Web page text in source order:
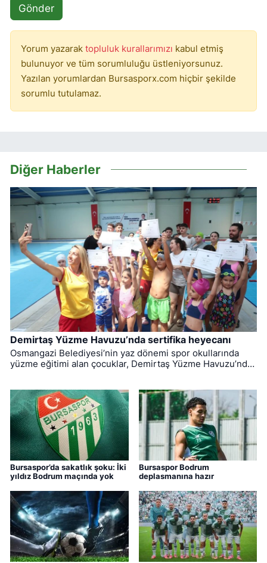
Gönder
Yorum yazarak topluluk kurallarımızı kabul etmiş
bulunuyor ve tüm sorumluluğu üstleniyorsunuz.
Yazılan yorumlardan Bursasporx.com hiçbir şekilde
sorumlu tutulamaz.
Diğer Haberler
Demirtaş Yüzme Havuzu’nda sertifika heyecanı
Osmangazi Belediyesi’nin yaz dönemi spor okullarında
yüzme eğitimi alan çocuklar, Demirtaş Yüzme Havuzu’nda
Bursaspor’da sakatlık şoku: İki
yıldız Bodrum maçında yok
Bursaspor Bodrum
deplasmanına hazır